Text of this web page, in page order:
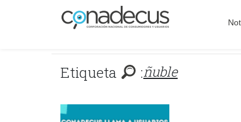
Etiqueta :ñuble